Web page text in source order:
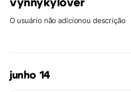
vynnykylover
O usuário não adicionou descrição
junho 14